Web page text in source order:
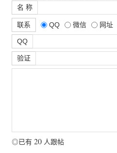
名 称
联系 QQ 微信 网址
QQ
验证
◎已有 20 人跟帖